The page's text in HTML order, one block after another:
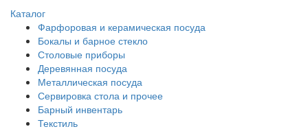
Каталог
Фарфоровая и керамическая посуда
Бокалы и барное стекло
Столовые приборы
Деревянная посуда
Металлическая посуда
Сервировка стола и прочее
Барный инвентарь
Текстиль